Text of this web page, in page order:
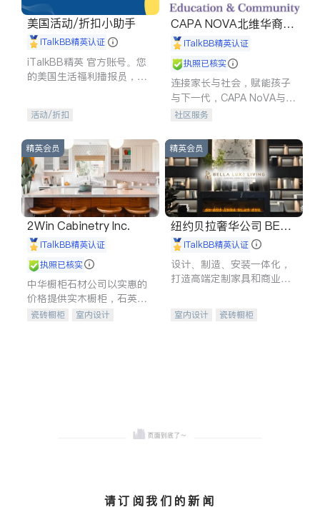
美国活动/折扣小助手
iTalkBB精英认证
iTalkBB精英 官方账号。您
的美国生活福利播报员，精
专属福利。
活动/折扣
CAPA NOVA北维华裔家
长会iTalkBB精英认证
执照已核实
连接家长与社会，赋能孩子
与下一代，CAPA NoVA与您
携手建设包容、公平、充满
社区服务
精英会员
2Win Cabinetry Inc.
iTalkBB精英认证
执照已核实
中华橱柜石材公司以实惠的
价格提供实木橱柜，石英石
台面，多种优质不锈钢水
瓷砖橱柜
室内设计
精英会员
纽约贝拉奢华公司 BELL
A LUXE
iTalkBB精英认证
设计、制造、安装一体化，
打造高端定制家具和商业空
室内设计
瓷砖橱柜
请订阅我们的新闻